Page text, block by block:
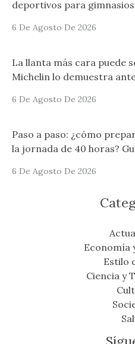
deportivos para
6 De Agosto De 2026
La llanta más cara puede
Michelin lo demuestra
6 De Agosto De 2026
Paso a paso: ¿cómo
la jornada de 40 horas?
6 De Agosto De 2026
Economía
Estilo
Ciencia y